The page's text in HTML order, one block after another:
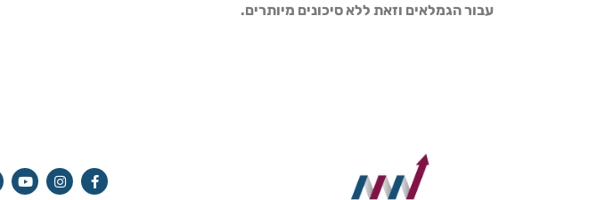
עבור הגמלאים וזאת ללא סיכונים מיותרים.